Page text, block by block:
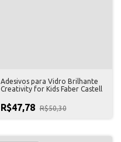
Adesivos para Vidro Brilhante
Creativity for Kids Faber Castell
R$47,78 R$50,30